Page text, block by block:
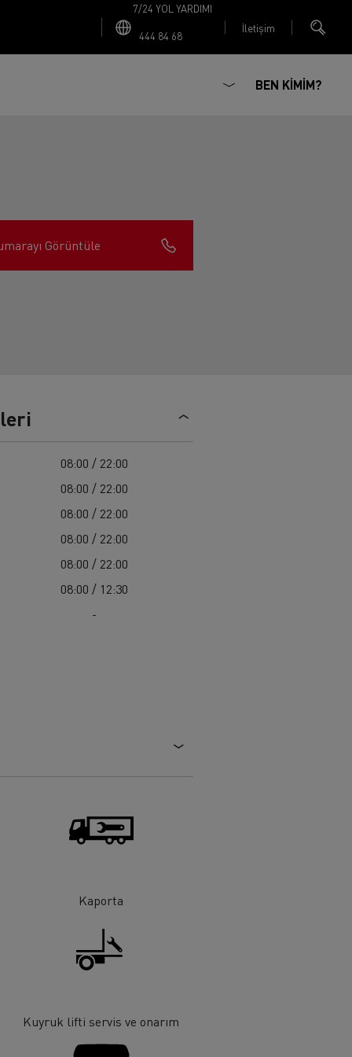
7/24 YOL YARDIMI
444 84 68
İletişim
Tanker taşımacılığı
BEN KİMİM?
Görüntüle
08:00 / 22:00
08:00 / 22:00
08:00 / 22:00
08:00 / 22:00
08:00 / 22:00
08:00 / 12:30
-
Kaporta
Kuyruk lifti servis ve onarım